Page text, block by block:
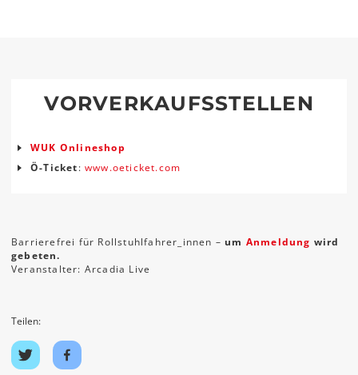
VORVERKAUFSSTELLEN
WUK Onlineshop
Ö-Ticket:www.oeticket.com
Barrierefrei für Rollstuhlfahrer_innen – um Anmeldung wird
gebeten.
Veranstalter: Arcadia Live
Teilen:
Auf
Twitter
Auf
Facebook